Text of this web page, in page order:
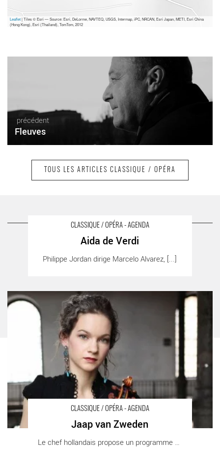
Leaflet| Tiles © Esri — Source: Esri, DeLorme, NAVTEQ, USGS, Intermap, iPC, NRCAN, Esri Japan, METI, Esri China
(Hong Kong), Esri (Thailand), TomTom, 2012
précédent
Fleuves
Souvent musicien varie
TOUS LES ARTICLES CLASSIQUE / OPÉRA
A LIRE AUSSI SUR LA TERRASSE
CLASSIQUE / OPÉRA - AGENDA
Aida de Verdi
Philippe Jordan dirige Marcelo Alvarez, [...]
CLASSIQUE / OPÉRA - AGENDA
Jaap van Zweden
Jaap van Zweden - Critique sortie Classique / Opéra Paris Cité
de la Musique